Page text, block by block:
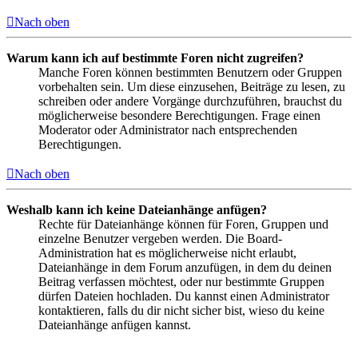
Nach oben
Warum kann ich auf bestimmte Foren nicht zugreifen?
Manche Foren können bestimmten Benutzern oder Gruppen
vorbehalten sein. Um diese einzusehen, Beiträge zu lesen, zu
schreiben oder andere Vorgänge durchzuführen, brauchst du
möglicherweise besondere Berechtigungen. Frage einen
Moderator oder Administrator nach entsprechenden
Berechtigungen.
Nach oben
Weshalb kann ich keine Dateianhänge anfügen?
Rechte für Dateianhänge können für Foren, Gruppen und
einzelne Benutzer vergeben werden. Die Board-
Administration hat es möglicherweise nicht erlaubt,
Dateianhänge in dem Forum anzufügen, in dem du deinen
Beitrag verfassen möchtest, oder nur bestimmte Gruppen
dürfen Dateien hochladen. Du kannst einen Administrator
kontaktieren, falls du dir nicht sicher bist, wieso du keine
Dateianhänge anfügen kannst.